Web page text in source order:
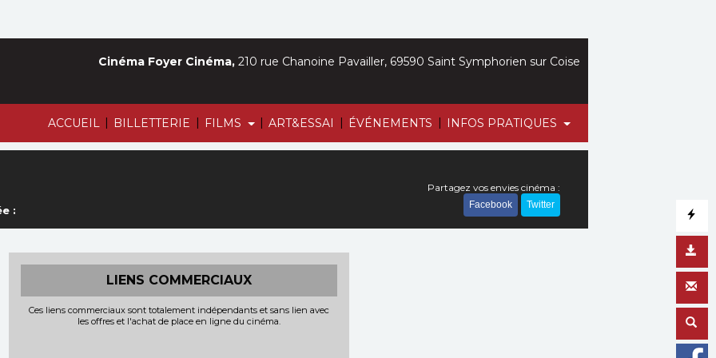
ACCUEIL | BILLETTERIE | FILMS | ART&ESSAI | ÉVÉNEMENTS | INFOS PRATIQUES
Cinéma Foyer Cinéma, 210 rue Chanoine Pavailler, 69590 Saint Symphorien sur Coise
:
Partagez vos envies cinéma :
Facebook Twitter
LIENS COMMERCIAUX
Ces liens commerciaux sont totalement indépendants et sans lien avec
les offres et l'achat de place en ligne du cinéma.